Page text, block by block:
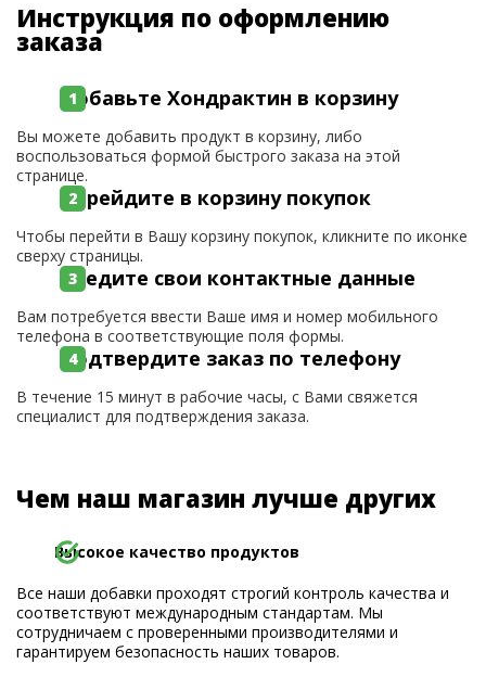
Инструкция по оформлению
заказа
Добавьте Хондрактин в корзину
Вы можете добавить продукт в корзину, либо
воспользоваться формой быстрого заказа на этой
странице.
Перейдите в корзину покупок
Чтобы перейти в Вашу корзину покупок, кликните по иконке
сверху страницы.
Введите свои контактные данные
Вам потребуется ввести Ваше имя и номер мобильного
телефона в соответствующие поля формы.
Подтвердите заказ по телефону
В течение 15 минут в рабочие часы, с Вами свяжется
специалист для подтверждения заказа.
Чем наш магазин лучше других
Высокое качество продуктов
Все наши добавки проходят строгий контроль качества и
соответствуют международным стандартам. Мы
сотрудничаем с проверенными производителями и
гарантируем безопасность наших товаров.